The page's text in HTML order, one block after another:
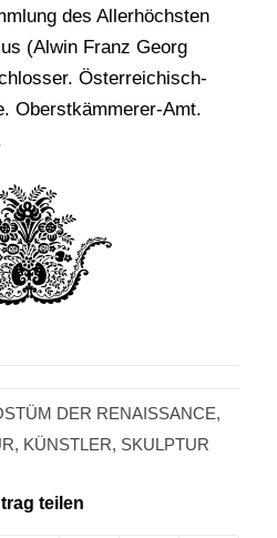
des Allerhöchsten
(Alwin Franz Georg
Österreichisch-
Oberstkämmerer-Amt.
DER RENAISSANCE,
, KÜNSTLER, SKULPTUR
teilen